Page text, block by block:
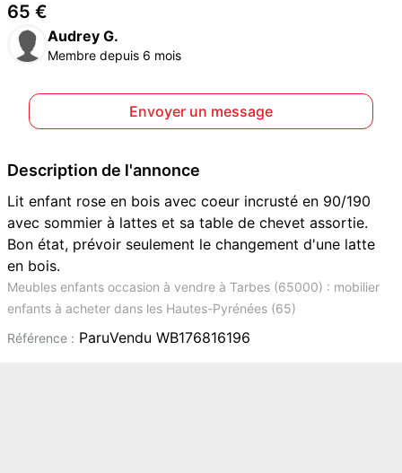
65 €
Audrey G.
Membre depuis 6 mois
Envoyer un message
Description de l'annonce
Lit enfant rose en bois avec coeur incrusté en 90/190
avec sommier à lattes et sa table de chevet assortie.
Bon état, prévoir seulement le changement d'une latte
en bois.
Meubles enfants occasion à vendre à Tarbes (65000) : mobilier
enfants à acheter dans les Hautes-Pyrénées (65)
Référence : ParuVendu WB176816196